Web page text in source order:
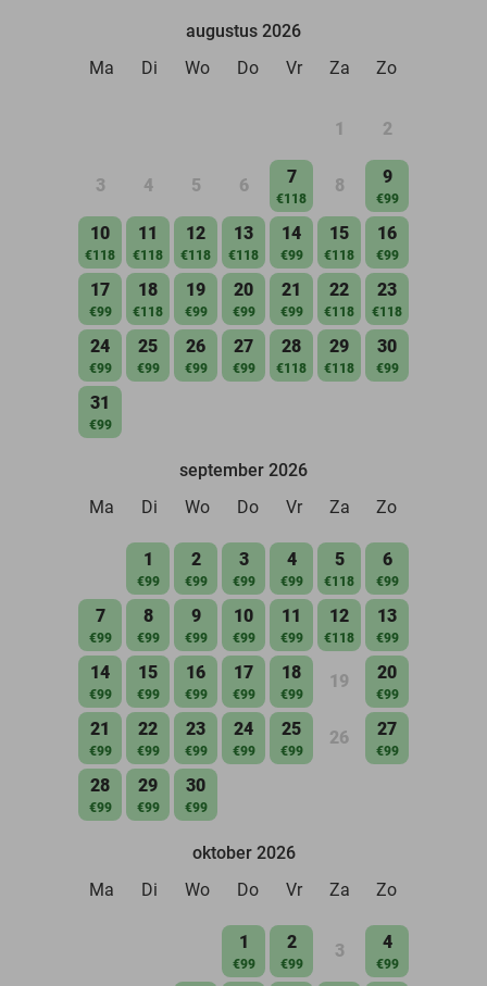
augustus 2026
Ma
Di Wo Do Vr Za Zo
1 2
3 4 5 6 7
€118
8 9
€99
10
€118
11
€118
12
€118
13
€118
14
€99
15
€118
16
€99
17
€99
18
€118
19
€99
20
€99
21
€99
22
€118
23
€118
24
€99
25
€99
26
€99
27
€99
28
€118
29
€118
30
€99
31
€99
september 2026
Ma
Di Wo Do Vr Za Zo
1
€99
2
€99
3
€99
4
€99
5
€118
6
€99
7
€99
8
€99
9
€99
10
€99
11
€99
12
€118
13
€99
14
€99
15
€99
16
€99
17
€99
18
€99
19 20
€99
21
€99
22
€99
23
€99
24
€99
25
€99
26 27
€99
28
€99
29
€99
30
€99
oktober 2026
Ma
Di Wo Do Vr Za Zo
1
€99
2
€99
3 4
€99